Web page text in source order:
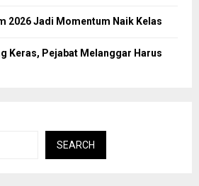
2026 Jadi Momentum Naik Kelas
Keras, Pejabat Melanggar Harus
SEARCH